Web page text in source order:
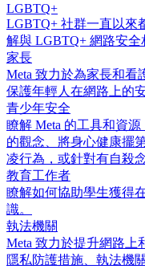
LGBTQ+
LGBTQ+ 社群一直以來
解與 LGBTQ+ 網路安全
家長
Meta 致力於為家長和看
保護年輕人在網路上的
青少年安全
瞭解 Meta 的工具和資
的觀念、將身心健康擺
凌行為，或針對有自殺
教育工作者
瞭解如何協助學生獲得
識。
執法機關
Meta 致力於提升網路上
隱私防護措施、執法機